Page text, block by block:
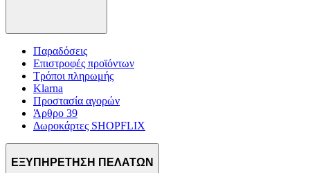
Παραδόσεις
Επιστροφές προϊόντων
Τρόποι πληρωμής
Klarna
Προστασία αγορών
Άρθρο 39
Δωροκάρτες SHOPFLIX
ΕΞΥΠΗΡΕΤΗΣΗ ΠΕΛΑΤΩΝ